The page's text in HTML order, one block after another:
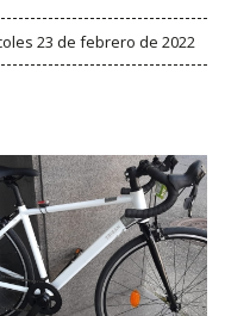
23 de febrero de 2022